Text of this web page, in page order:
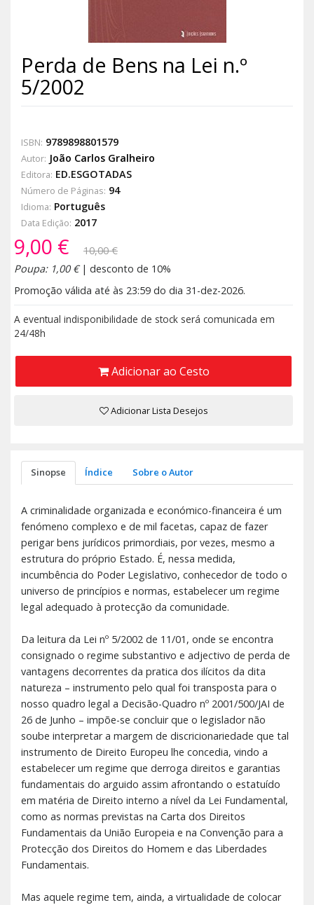
Perda de Bens na Lei n.º
5/2002
ISBN: 9789898801579
Autor: João Carlos Gralheiro
Editora: ED.ESGOTADAS
Número de Páginas: 94
Idioma: Português
Data Edição: 2017
9,00 €
10,00 €
Poupa: 1,00 €| desconto de 10%
Promoção válida até às 23:59 do dia 31-dez-2026.
A eventual indisponibilidade de stock será comunicada em
24/48h
Adicionar ao Cesto
Adicionar Lista Desejos
Sinopse Índice Sobre o Autor
A criminalidade organizada e económico-financeira é um
fenómeno complexo e de mil facetas, capaz de fazer
perigar bens jurídicos primordiais, por vezes, mesmo a
estrutura do próprio Estado. É, nessa medida,
incumbência do Poder Legislativo, conhecedor de todo o
universo de princípios e normas, estabelecer um regime
legal adequado à protecção da comunidade.
Da leitura da Lei nº 5/2002 de 11/01, onde se encontra
consignado o regime substantivo e adjectivo de perda de
vantagens decorrentes da pratica dos ilícitos da dita
natureza – instrumento pelo qual foi transposta para o
nosso quadro legal a Decisão-Quadro nº 2001/500/JAI de
26 de Junho – impõe-se concluir que o legislador não
soube interpretar a margem de discricionariedade que tal
instrumento de Direito Europeu lhe concedia, vindo a
estabelecer um regime que derroga direitos e garantias
fundamentais do arguido assim afrontando o estatuído
em matéria de Direito interno a nível da Lei Fundamental,
como as normas previstas na Carta dos Direitos
Fundamentais da União Europeia e na Convenção para a
Protecção dos Direitos do Homem e das Liberdades
Fundamentais.
Mas aquele regime tem, ainda, a virtualidade de colocar